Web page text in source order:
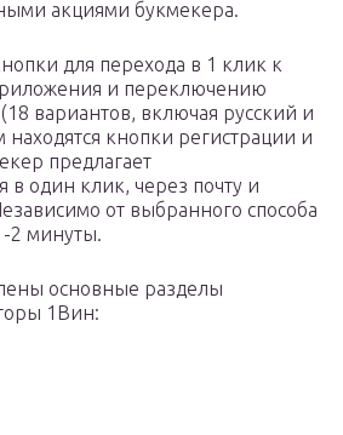
акциями букмекера.
для перехода в 1 клик к
и переключению
вариантов, включая русский и
находятся кнопки регистрации и
предлагает
в один клик, через почту и
от выбранного способа
2 минуты.
основные разделы
1Вин: